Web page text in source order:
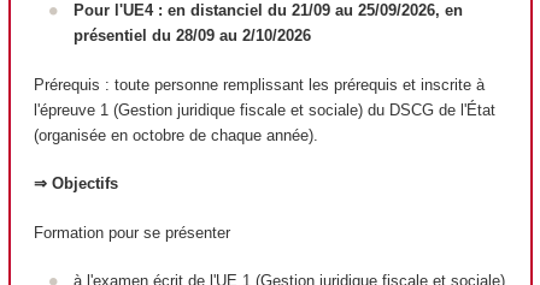
Pour l'UE4 : en distanciel du 21/09 au 25/09/2026, en
présentiel du 28/09 au 2/10/2026
Prérequis : toute personne remplissant les prérequis et inscrite à
l'épreuve 1 (Gestion juridique fiscale et sociale) du DSCG de l'État
(organisée en octobre de chaque année).
⇒ Objectifs
Formation pour se présenter
à l'examen écrit de l'UE 1 (Gestion juridique fiscale et sociale)